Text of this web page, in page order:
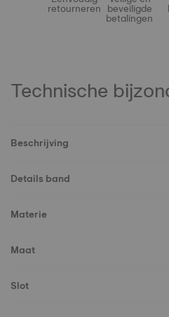
retourneren beveiligde
betalingen
Technische
Beschrijving
Details band
Materie
Maat
Slot